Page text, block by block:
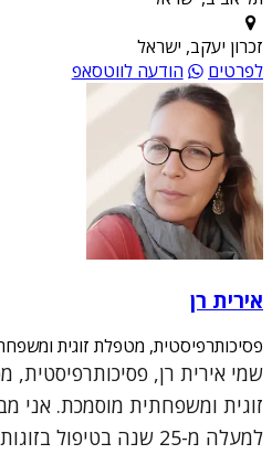
זכרון יעקב, ישראל
לפרטים
הודעה לווטסאפ
אירית רן
פסיכותרפיסטית, מטפלת זוגית
שמי אירית רן,
זוגית ומשפחתית מוסמכת. אני
למעלה מ-25 שנה בטיפול